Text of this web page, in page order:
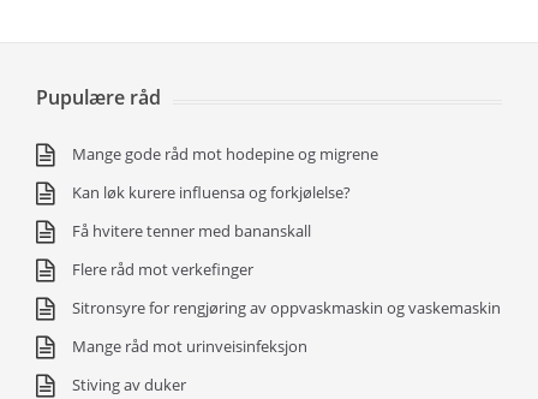
Pupulære råd
Mange gode råd mot hodepine og migrene
Kan løk kurere influensa og forkjølelse?
Få hvitere tenner med bananskall
Flere råd mot verkefinger
Sitronsyre for rengjøring av oppvaskmaskin og vaskemaskin
Mange råd mot urinveisinfeksjon
Stiving av duker